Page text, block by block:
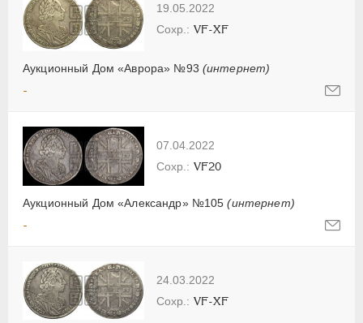
19.05.2022
Аукционный Дом «Аврора» №93 (интернет)
VF-XF
-
07.04.2022
Аукционный Дом «Александр» №105(интернет)
VF20
-
24.03.2022
VF-XF